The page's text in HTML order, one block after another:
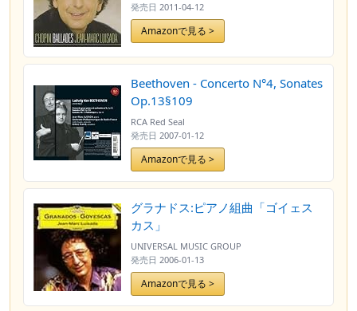
発売日 2011-04-12
Amazonで見る >
Beethoven - Concerto N°4, Sonates
Op.13§109
RCA Red Seal
発売日 2007-01-12
Amazonで見る >
グラナドス:ピアノ組曲「ゴイェス
カス」
UNIVERSAL MUSIC GROUP
発売日 2006-01-13
Amazonで見る >